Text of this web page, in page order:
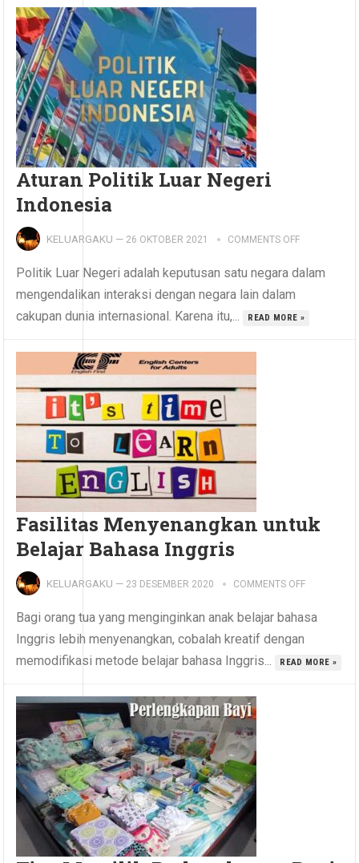
Aturan Politik Luar Negeri
Indonesia
KELUARGAKU — 26 OKTOBER 2021 COMMENTS OFF
Politik Luar Negeri adalah keputusan satu negara dalam
mengendalikan interaksi dengan negara lain dalam
cakupan dunia internasional. Karena itu,...
READ MORE »
Fasilitas Menyenangkan untuk
Belajar Bahasa Inggris
KELUARGAKU — 23 DESEMBER 2020 COMMENTS OFF
Bagi orang tua yang menginginkan anak belajar bahasa
Inggris lebih menyenangkan, cobalah kreatif dengan
memodifikasi metode belajar bahasa Inggris...
READ MORE »